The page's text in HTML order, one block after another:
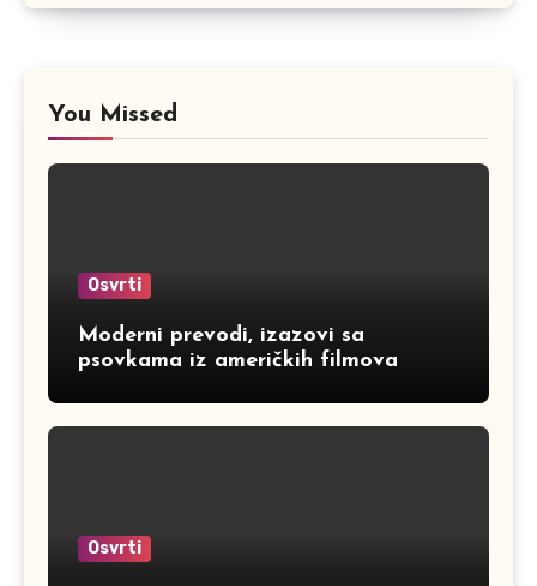
You Missed
Osvrti
Moderni prevodi, izazovi sa
psovkama iz američkih filmova
Osvrti